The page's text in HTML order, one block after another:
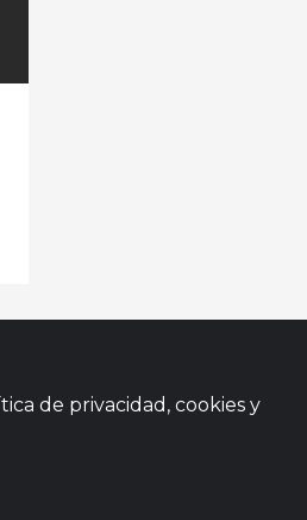
de privacidad, cookies y